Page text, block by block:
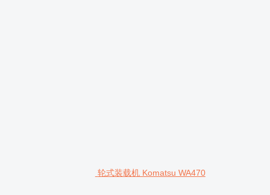
轮式装载机 Komatsu WA470